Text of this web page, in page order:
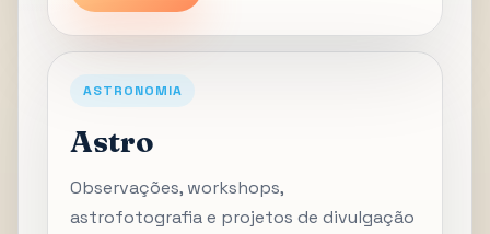
ASTRONOMIA
Astro
Observações, workshops,
astrofotografia e projetos de divulgação